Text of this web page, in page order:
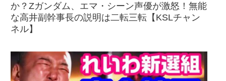
か？Zガンダム、エマ・シーン声優が激怒！無能
な高井副幹事長の説明は二転三転【KSLチャン
ネル】